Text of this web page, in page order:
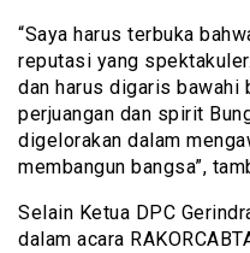
“Saya harus terbuka
reputasi yang
dan harus digaris bawahi
perjuangan dan spirit
digelorakan dalam
membangun bangsa”,
Selain Ketua DPC
dalam acara